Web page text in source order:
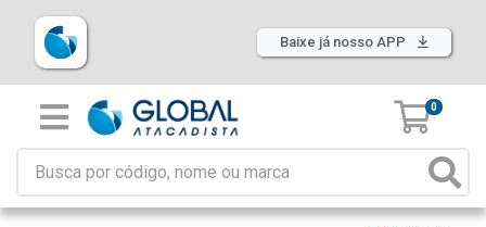
Baixe já nosso APP
0